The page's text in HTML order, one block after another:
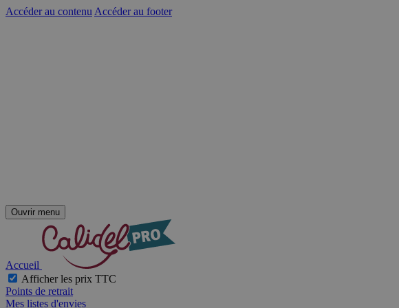
Accéder au contenu Accéder au footer
Ouvrir menu
Accueil
Afficher les prix TTC
Points de retrait
Mes listes d'envies